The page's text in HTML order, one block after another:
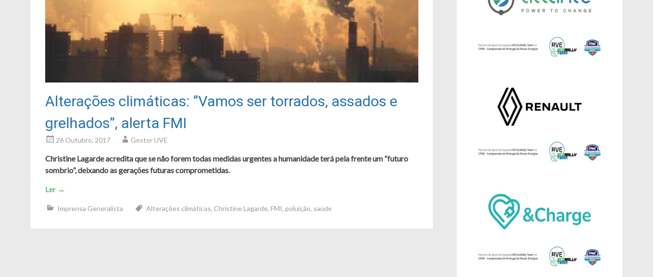
Alterações climáticas: “Vamos ser torrados, assados e
grelhados”, alerta FMI
26 Outubro, 2017 Gestor UVE
Christine Lagarde acredita que se não forem todas medidas urgentes a humanidade terá pela frente um “futuro
sombrio”, deixando as gerações futuras comprometidas.
Ler →
Imprensa Generalista Alterações climáticas, Christine Lagarde, FMI, poluição, saúde